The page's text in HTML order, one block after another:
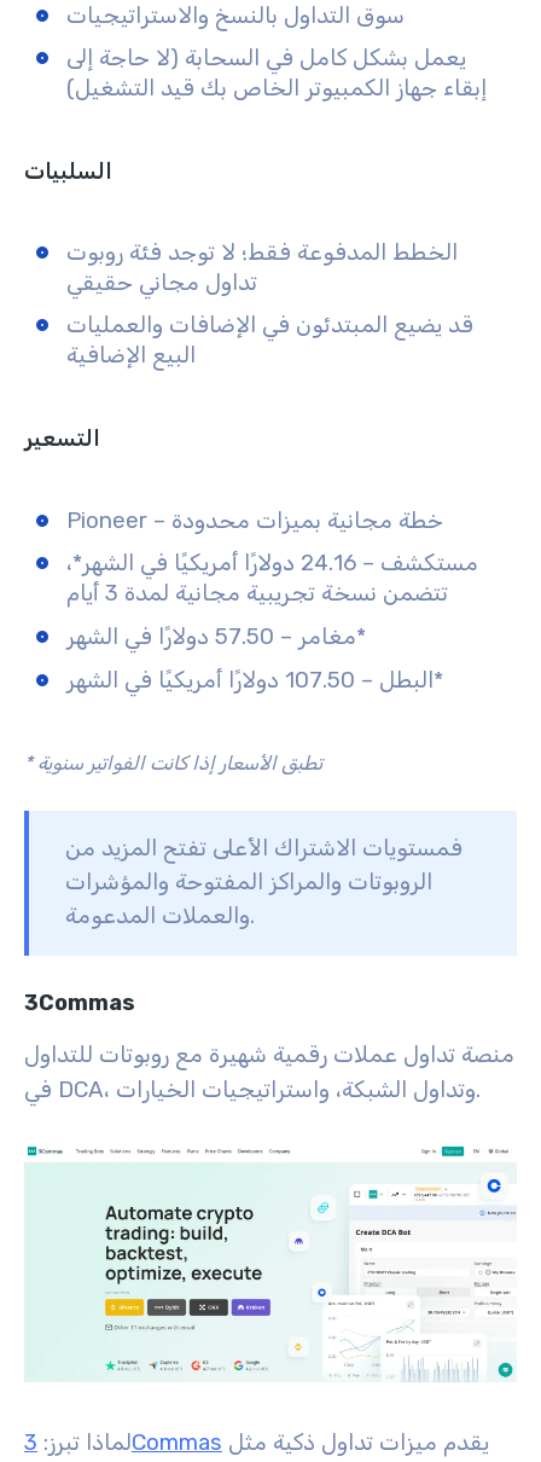
سوق التداول بالنسخ والاستراتيجيات
يعمل بشكل كامل في السحابة (لا حاجة إلى
إبقاء جهاز الكمبيوتر الخاص بك قيد التشغيل)
السلبيات
الخطط المدفوعة فقط؛ لا توجد فئة روبوت
تداول مجاني حقيقي
قد يضيع المبتدئون في الإضافات والعمليات
البيع الإضافية
التسعير
Pioneer – خطة مجانية بميزات محدودة
مستكشف – 24.16 دولارًا أمريكيًا في الشهر*،
تتضمن نسخة تجريبية مجانية لمدة 3 أيام
مغامر – 57.50 دولارًا في الشهر*
البطل – 107.50 دولارًا أمريكيًا في الشهر*
* تطبق الأسعار إذا كانت الفواتير سنوية
فمستويات الاشتراك الأعلى تفتح المزيد من
الروبوتات والمراكز المفتوحة والمؤشرات
والعملات المدعومة.
3Commas
منصة تداول عملات رقمية شهيرة مع روبوتات للتداول
في DCA، وتداول الشبكة، واستراتيجيات الخيارات.
لماذا تبرز:3Commas